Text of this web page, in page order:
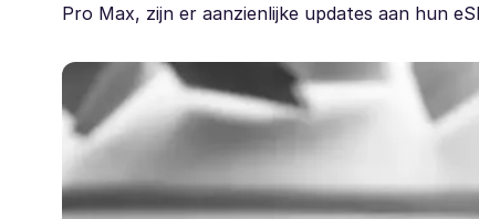
Pro Max, zijn er aanzienlijke updates aan hun